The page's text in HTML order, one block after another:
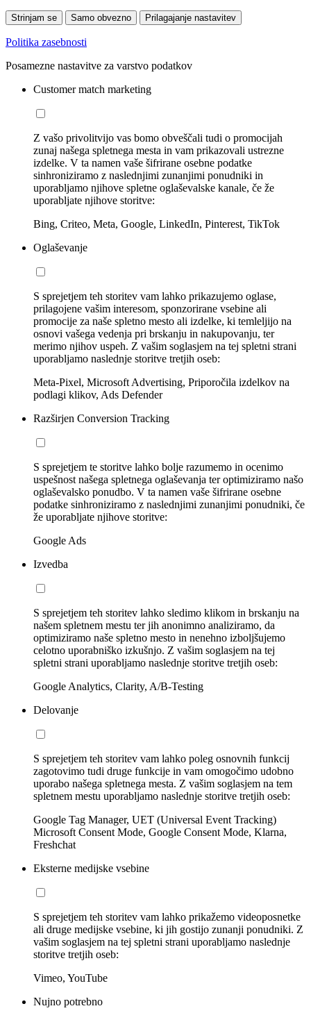
Strinjam se Samo obvezno Prilagajanje nastavitev
Politika zasebnosti
Posamezne nastavitve za varstvo podatkov
Customer match marketing
Z vašo privolitvijo vas bomo obveščali tudi o promocijah
zunaj našega spletnega mesta in vam prikazovali ustrezne
izdelke. V ta namen vaše šifrirane osebne podatke
sinhroniziramo z naslednjimi zunanjimi ponudniki in
uporabljamo njihove spletne oglaševalske kanale, če že
uporabljate njihove storitve:
Bing, Criteo, Meta, Google, LinkedIn, Pinterest, TikTok
Oglaševanje
S sprejetjem teh storitev vam lahko prikazujemo oglase,
prilagojene vašim interesom, sponzorirane vsebine ali
promocije za naše spletno mesto ali izdelke, ki temleljijo na
osnovi vašega vedenja pri brskanju in nakupovanju, ter
merimo njihov uspeh. Z vašim soglasjem na tej spletni strani
uporabljamo naslednje storitve tretjih oseb:
Meta-Pixel, Microsoft Advertising, Priporočila izdelkov na
podlagi klikov, Ads Defender
Razširjen Conversion Tracking
S sprejetjem te storitve lahko bolje razumemo in ocenimo
uspešnost našega spletnega oglaševanja ter optimiziramo našo
oglaševalsko ponudbo. V ta namen vaše šifrirane osebne
podatke sinhroniziramo z naslednjimi zunanjimi ponudniki, če
že uporabljate njihove storitve:
Google Ads
Izvedba
S sprejetjem teh storitev lahko sledimo klikom in brskanju na
našem spletnem mestu ter jih anonimno analiziramo, da
optimiziramo naše spletno mesto in nenehno izboljšujemo
celotno uporabniško izkušnjo. Z vašim soglasjem na tej
spletni strani uporabljamo naslednje storitve tretjih oseb:
Google Analytics, Clarity, A/B-Testing
Delovanje
S sprejetjem teh storitev vam lahko poleg osnovnih funkcij
zagotovimo tudi druge funkcije in vam omogočimo udobno
uporabo našega spletnega mesta. Z vašim soglasjem na tem
spletnem mestu uporabljamo naslednje storitve tretjih oseb:
Google Tag Manager, UET (Universal Event Tracking)
Microsoft Consent Mode, Google Consent Mode, Klarna,
Freshchat
Eksterne medijske vsebine
S sprejetjem teh storitev vam lahko prikažemo videoposnetke
ali druge medijske vsebine, ki jih gostijo zunanji ponudniki. Z
vašim soglasjem na tej spletni strani uporabljamo naslednje
storitve tretjih oseb:
Vimeo, YouTube
Nujno potrebno